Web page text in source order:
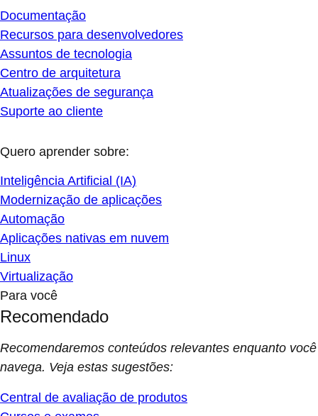
Documentação
Recursos para desenvolvedores
Assuntos de tecnologia
Centro de arquitetura
Atualizações de segurança
Suporte ao cliente
Quero aprender sobre:
Inteligência Artificial (IA)
Modernização de aplicações
Automação
Aplicações nativas em nuvem
Linux
Virtualização
Para você
Recomendado
Recomendaremos conteúdos relevantes enquanto você
navega. Veja estas sugestões:
Central de avaliação de produtos